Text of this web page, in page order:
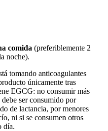
comida (preferiblemente 2
noche).
tomando anticoagulantes
únicamente tras
EGCG: no consumir más
ser consumido por
de lactancia, por menores
ni si se consumen otros
día.